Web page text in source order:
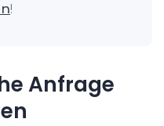
!
Anfrage